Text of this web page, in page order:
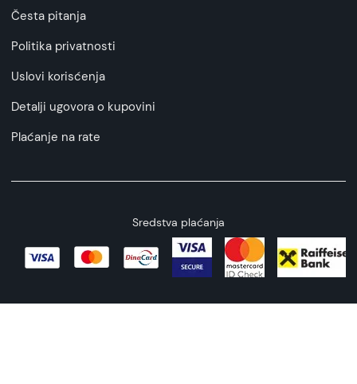
Česta pitanja
Politika privatnosti
Uslovi korisćenja
Detalji ugovora o kupovini
Plaćanje na rate
Sredstva plaćanja